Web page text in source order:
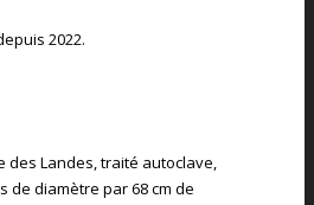
2022.
des Landes, traité autoclave,
de diamètre par 68 cm de